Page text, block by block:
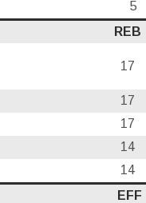
5
REB
17
17
17
14
14
EFF